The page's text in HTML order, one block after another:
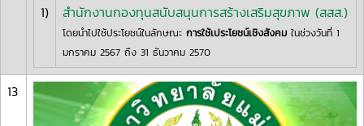
1) สำนักงานกองทุนสนับสนุนการสร้างเสริมสุขภาพ (สสส.)
โดยนำไปใช้ประโยชน์ในลักษณะ การใช้เประโยชน์เชิงสังคม ในช่วงวันที่ 1
มกราคม 2567 ถึง 31 ธันวาคม 2570
13